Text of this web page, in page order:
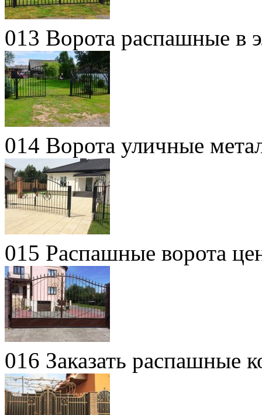
013 Ворота распашные в
014 Ворота уличные
015 Распашные ворота
016 Заказать распашные